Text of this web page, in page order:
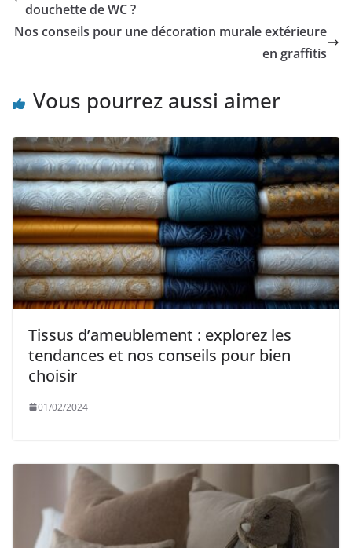
douchette de WC ?
Nos conseils pour une décoration murale extérieure
en graffitis
Vous pourrez aussi aimer
Tissus d’ameublement : explorez les
tendances et nos conseils pour bien
choisir
01/02/2024